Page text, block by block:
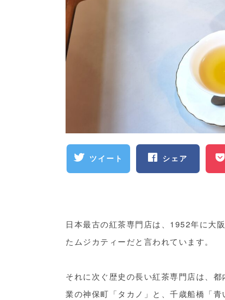
ツイート シェア
日本最古の紅茶専門店は、1952年に大
たムジカティーだと言われています。
それに次ぐ歴史の長い紅茶専門店は、
業の神保町「タカノ」と、千歳船橋「青